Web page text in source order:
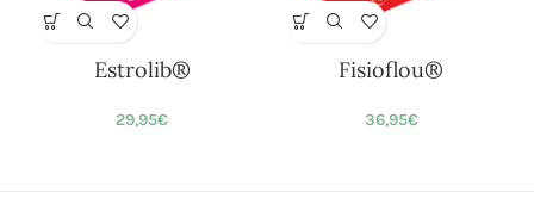
Estrolib®
29,95€
Fisioflou®
36,95€